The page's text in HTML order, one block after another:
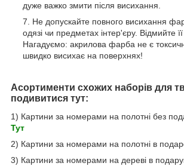
дуже важко змити після висихання.
Не допускайте повного висихання
одязі чи предметах інтер'єру. Відмийте
Нагадуємо: акрилова фарба не є
швидко висихає на поверхнях!
Асортименти схожих наборів для
подивитися тут:
1) Картини за номерами на полотні без
Тут
2) Картини за номерами на полотні в
3) Картини за номерами на дереві в